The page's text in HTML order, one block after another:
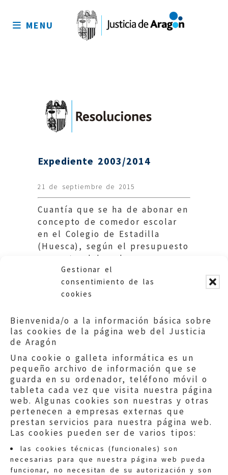
Gestionar el
consentimiento de las
cookies
Bienvenida/o a la información básica sobre
las cookies de la página web del Justicia
de Aragón
Una cookie o galleta informática es un
pequeño archivo de información que se
guarda en su ordenador, teléfono móvil o
tableta cada vez que visita nuestra página
web. Algunas cookies son nuestras y otras
pertenecen a empresas externas que
prestan servicios para nuestra página web.
Las cookies pueden ser de varios tipos:
las cookies técnicas (funcionales) son
necesarias para que nuestra página web pueda
funcionar, no necesitan de su autorización y son
sitio
MENU
Expediente 2003/2014
21 de septiembre de 2015
Cuantía que se ha de abonar en
concepto de comedor escolar
en el Colegio de Estadilla
(Huesca), según el presupuesto
concreto elaborado para ese
Centro. Educación DGA.